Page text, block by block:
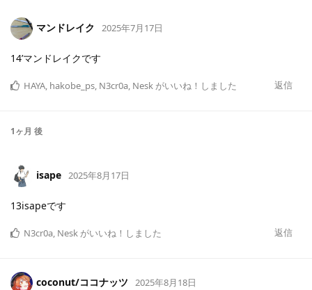
マンドレイク 2025年7月17日
14’マンドレイクです
返信
HAYA, hakobe_ps, N3cr0a, Nesk がいいね！しました
1ヶ月 後
isape 2025年8月17日
13isapeです
返信
N3cr0a, Nesk がいいね！しました
coconut/ココナッツ 2025年8月18日